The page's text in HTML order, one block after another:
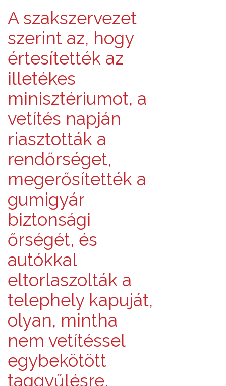
A szakszervezet
szerint az, hogy
értesítették az
illetékes
minisztériumot, a
vetítés napján
riasztották a
rendőrséget,
megerősítették a
gumigyár
biztonsági
őrségét, és
autókkal
eltorlaszolták a
telephely kapuját,
olyan, mintha
nem vetítéssel
egybekötött
taggyűlésre,